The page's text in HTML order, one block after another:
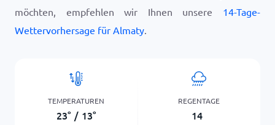
möchten, empfehlen wir Ihnen unsere 14-Tage-
Wettervorhersage für Almaty.
TEMPERATUREN
23° / 13°
REGENTAGE
14